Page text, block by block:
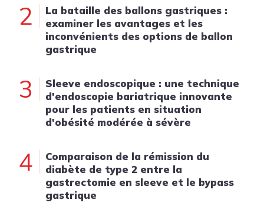
2
La bataille des ballons gastriques :
examiner les avantages et les
inconvénients des options de ballon
gastrique
3
Sleeve endoscopique : une technique
d'endoscopie bariatrique innovante
pour les patients en situation
d'obésité modérée à sévère
4
Comparaison de la rémission du
diabète de type 2 entre la
gastrectomie en sleeve et le bypass
gastrique